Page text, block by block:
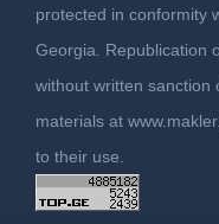
protected in conformity
Georgia. Republication
without written sanction
materials at
to their use.